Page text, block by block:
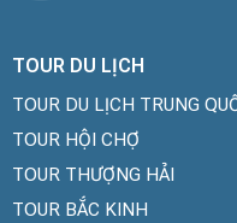
TOUR DU LỊCH
TOUR DU LỊCH TRUNG
TOUR HỘI CHỢ
TOUR THƯỢNG HẢI
TOUR BẮC KINH